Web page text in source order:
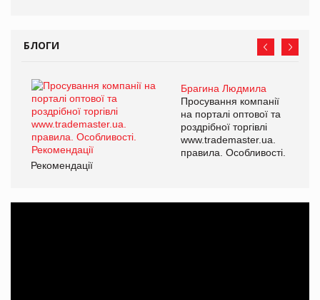
БЛОГИ
Брагина Людмила
Просування компанії
на порталі оптової та
роздрібної торгівлі
www.trademaster.ua.
правила. Особливості.
Рекомендації